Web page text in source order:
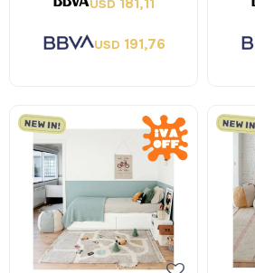
USD
USD 191,76